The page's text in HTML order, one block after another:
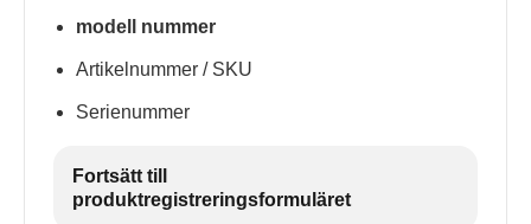
modell nummer
Artikelnummer / SKU
Serienummer
Fortsätt till
produktregistreringsformuläret